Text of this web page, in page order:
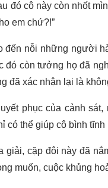
đó cô này còn nhốt
em chứ?!”
đến nỗi những người
đó còn tưởng họ đã
đã xác nhận lại là
phục của cảnh
có thể giúp cô bình
giải, cặp đôi này đã
muốn, cuộc khủng